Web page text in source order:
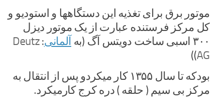
موتور برق برای تغذیه این دستگاهها و استودیو و
کل مرکز فرستنده عبارت از یک موتور دیزل
۳۰۰ اسبی ساخت
دویتس آگ (به آلمانی:
Deutz
AG
))
بودکه تا سال ۱۳۵۵ کار میکردو پس از انتقال به
مرکز بی سیم ( حلقه ) دره کرج کارمیکرد.